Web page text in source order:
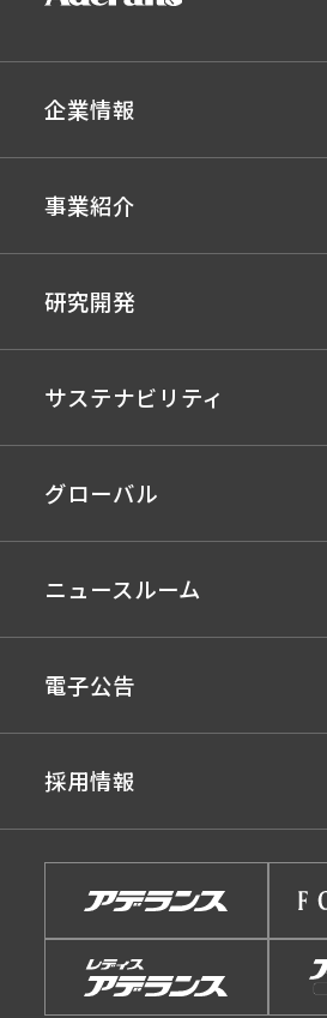
企業情報
事業紹介
研究開発
サステナビリティ
グローバル
ニュースルーム
電子公告
採用情報